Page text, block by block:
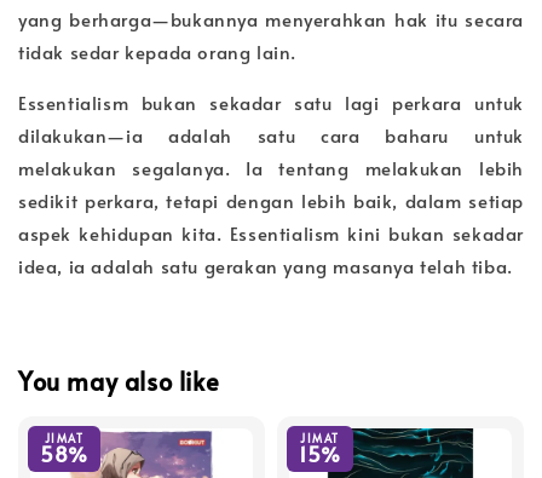
yang berharga—bukannya menyerahkan hak itu secara
tidak sedar kepada orang lain.
Essentialism bukan sekadar satu lagi perkara untuk
dilakukan—ia adalah satu cara baharu untuk
melakukan segalanya. Ia tentang melakukan lebih
sedikit perkara, tetapi dengan lebih baik, dalam setiap
aspek kehidupan kita. Essentialism kini bukan sekadar
idea, ia adalah satu gerakan yang masanya telah tiba.
You may also like
JIMAT
58%
JIMAT
15%